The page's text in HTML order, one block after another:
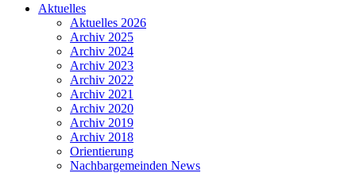
Aktuelles
Aktuelles 2026
Archiv 2025
Archiv 2024
Archiv 2023
Archiv 2022
Archiv 2021
Archiv 2020
Archiv 2019
Archiv 2018
Orientierung
Nachbargemeinden News